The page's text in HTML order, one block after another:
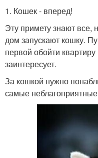
1. Кошек - вперед!
Эту примету знают
дом запускают кошку.
первой обойти
заинтересует.
За кошкой нужно
самые